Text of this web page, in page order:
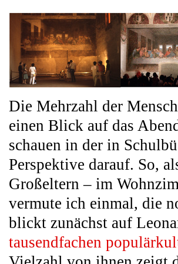
Die Mehrzahl der
einen Blick auf das
schauen in der in
Perspektive darauf. So,
Großeltern – im
vermute ich einmal, die
blickt zunächst auf
tausendfachen